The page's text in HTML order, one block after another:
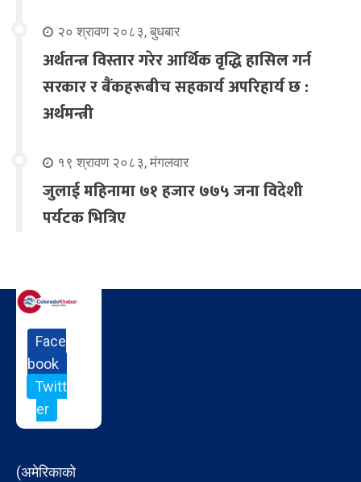
२० श्रावण २०८३, बुधबार
अर्थतन्त्र विस्तार गरेर आर्थिक वृद्धि हासिल गर्न
सरकार र बैंकहरूबीच सहकार्य अपरिहार्य छ :
अर्थमन्त्री
१९ श्रावण २०८३, मंगलवार
जुलाई महिनामा ७१ हजार ७७५ जना विदेशी
पर्यटक भित्रिए
Face
book
Twitt
er
(अमेरिकाको